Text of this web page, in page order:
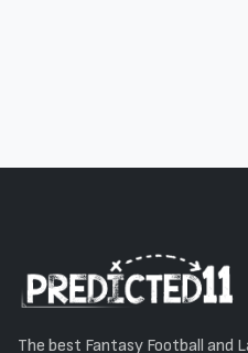
The best Fantasy Football